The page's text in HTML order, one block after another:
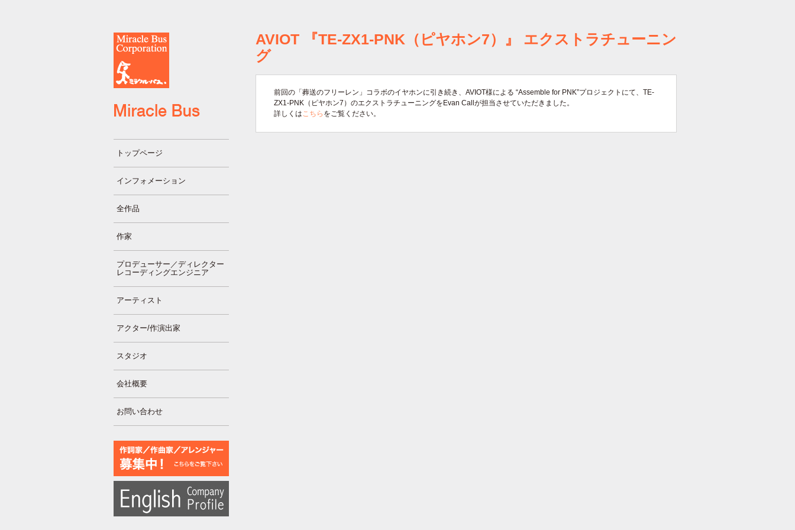
トップページ
インフォメーション
全作品
作家
プロデューサー／ディレクター
レコーディングエンジニア
アーティスト
アクター/作演出家
スタジオ
会社概要
お問い合わせ
AVIOT 『TE-ZX1-PNK（ピヤホン7）』 エクストラチューニン
グ
前回の「葬送のフリーレン」コラボのイヤホンに引き続き、AVIOT様による “Assemble for PNK”プロジェクトにて、TE-
ZX1-PNK（ピヤホン7）のエクストラチューニングをEvan Callが担当させていただきました。
詳しくはこちら をご覧ください。